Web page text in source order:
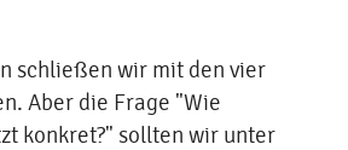
schließen wir mit den vier
Aber die Frage "Wie
konkret?" sollten wir unter